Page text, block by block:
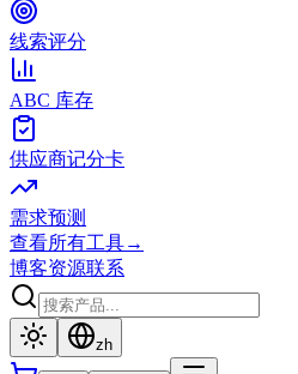
线索评分
ABC 库存
供应商记分卡
需求预测
查看所有工具→
博客资源联系
zh